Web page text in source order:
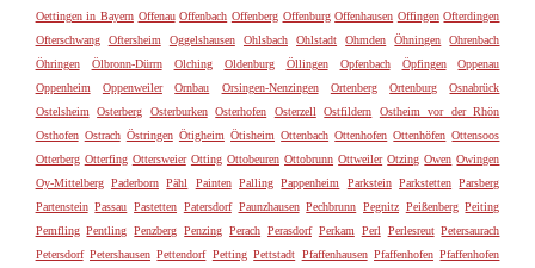
Oettingen in Bayern Offenau Offenbach Offenberg Offenburg Offenhausen Offingen Ofterdingen
Ofterschwang
Oftersheim Oggelshausen Ohlsbach Ohlstadt Ohmden Öhningen
Ohrenbach
Öhringen
Ölbronn-Dürrn Olching Oldenburg Öllingen Opfenbach Öpfingen
Oppenau
Oppenheim
Oppenweiler Ornbau Orsingen-Nenzingen Ortenberg Ortenburg
Osnabrück
Ostelsheim
Osterberg Osterburken Osterhofen Osterzell Ostfildern
Ostheim vor der Rhön
Osthofen Ostrach Östringen Ötigheim Ötisheim Ottenbach Ottenhofen Ottenhöfen Ottensoos
Otterberg Otterfing Ottersweier Otting Ottobeuren Ottobrunn Ottweiler Otzing Owen Owingen
Oy-Mittelberg Paderborn Pähl Painten Palling Pappenheim Parkstein Parkstetten Parsberg
Partenstein Passau Pastetten Patersdorf Paunzhausen Pechbrunn Pegnitz Peißenberg Peiting
Pemfling Pentling Penzberg Penzing Perach Perasdorf Perkam Perl Perlesreut Petersaurach
Petersdorf Petershausen Pettendorf Petting Pettstadt Pfaffenhausen Pfaffenhofen Pfaffenhofen